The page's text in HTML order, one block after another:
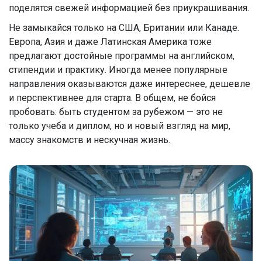
поделятся свежей информацией без приукрашивания.
Не замыкайся только на США, Британии или Канаде.
Европа, Азия и даже Латинская Америка тоже
предлагают достойные программы на английском,
стипендии и практику. Иногда менее популярные
направления оказываются даже интереснее, дешевле
и перспективнее для старта. В общем, не бойся
пробовать: быть студентом за рубежом — это не
только учеба и диплом, но и новый взгляд на мир,
массу знакомств и нескучная жизнь.